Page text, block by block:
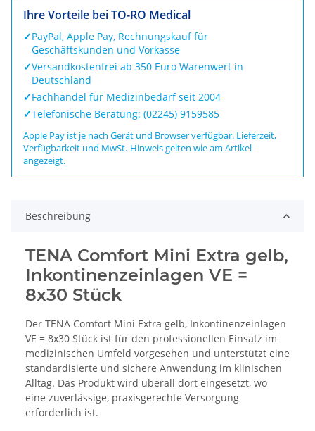
Ihre Vorteile bei TO-RO Medical
✓PayPal, Apple Pay, Rechnungskauf für
Geschäftskunden und Vorkasse
✓Versandkostenfrei ab 350 Euro Warenwert in
Deutschland
✓Fachhandel für Medizinbedarf seit 2004
✓Telefonische Beratung: (02245) 9159585
Apple Pay ist je nach Gerät und Browser verfügbar. Lieferzeit,
Verfügbarkeit und MwSt.-Hinweis gelten wie am Artikel
angezeigt.
Beschreibung
TENA Comfort Mini Extra gelb,
Inkontinenzeinlagen VE =
8x30 Stück
Der TENA Comfort Mini Extra gelb, Inkontinenzeinlagen
VE = 8x30 Stück ist für den professionellen Einsatz im
medizinischen Umfeld vorgesehen und unterstützt eine
standardisierte und sichere Anwendung im klinischen
Alltag. Das Produkt wird überall dort eingesetzt, wo
eine zuverlässige, praxisgerechte Versorgung
erforderlich ist.